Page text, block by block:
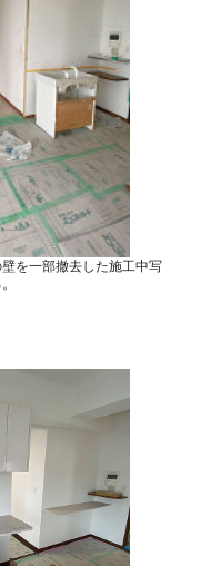
を一部撤去した施工中写